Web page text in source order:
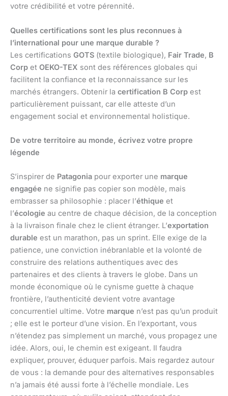
votre crédibilité et votre pérennité.
Quelles certifications sont les plus reconnues à
l’international pour une marque durable ?
Les certifications GOTS (textile biologique), Fair Trade, B
Corp et OEKO-TEX sont des références globales qui
facilitent la confiance et la reconnaissance sur les
marchés étrangers. Obtenir la certification B Corp est
particulièrement puissant, car elle atteste d’un
engagement social et environnemental holistique.
De votre territoire au monde, écrivez votre propre
légende
S’inspirer de Patagonia pour exporter une marque
engagée ne signifie pas copier son modèle, mais
embrasser sa philosophie : placer l’éthique et
l’écologie au centre de chaque décision, de la conception
à la livraison finale chez le client étranger. L’exportation
durable est un marathon, pas un sprint. Elle exige de la
patience, une conviction inébranlable et la volonté de
construire des relations authentiques avec des
partenaires et des clients à travers le globe. Dans un
monde économique où le cynisme guette à chaque
frontière, l’authenticité devient votre avantage
concurrentiel ultime. Votre marque n’est pas qu’un produit
; elle est le porteur d’une vision. En l’exportant, vous
n’étendez pas simplement un marché, vous propagez une
idée. Alors, oui, le chemin est exigeant. Il faudra
expliquer, prouver, éduquer parfois. Mais regardez autour
de vous : la demande pour des alternatives responsables
n’a jamais été aussi forte à l’échelle mondiale. Les